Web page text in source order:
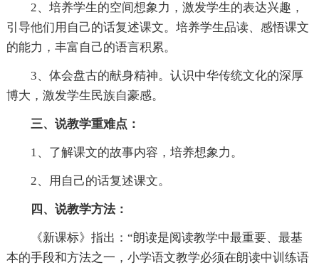
2、培养学生的空间想象力，激发学生的表达兴趣，
引导他们用自己的话复述课文。培养学生品读、感悟课文
的能力，丰富自己的语言积累。
3、体会盘古的献身精神。认识中华传统文化的深厚
博大，激发学生民族自豪感。
三、说教学重难点：
1、了解课文的故事内容，培养想象力。
2、用自己的话复述课文。
四、说教学方法：
《新课标》指出：“朗读是阅读教学中最重要、最基
本的手段和方法之一，小学语文教学必须在朗读中训练语